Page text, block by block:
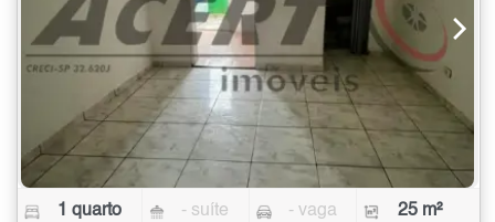
1 quarto - suíte - vaga 25 m²